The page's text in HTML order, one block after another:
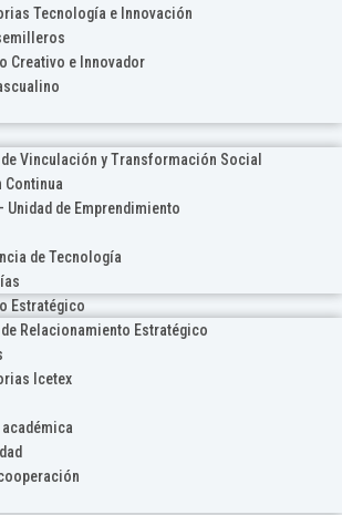
Tecnología e Innovación
Creativo e Innovador
Vinculación y Transformación Social
Continua
Unidad de Emprendimiento
de Tecnología
Estratégico
Relacionamiento Estratégico
Icetex